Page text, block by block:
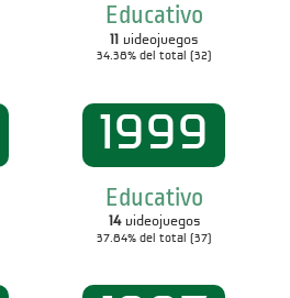
Educativo
11 videojuegos
34.38% del total (32)
1999
Educativo
14videojuegos
37.84% del total (37)